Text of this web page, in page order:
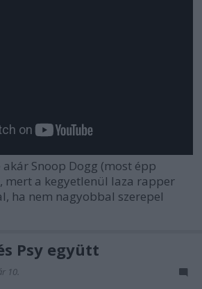
Snoop Dogg (most épp
mert a kegyetlenül laza rapper
ha nem nagyobbal szerepel
Psy együtt
10.